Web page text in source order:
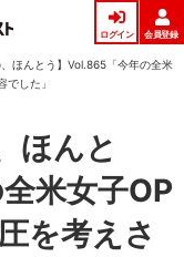
ログイン 会員登録
、ほんとう】Vol.865「今年の全米
した」
ほんと
米女子OP
を考えさ